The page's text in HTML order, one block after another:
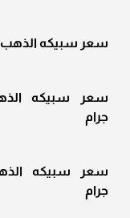
سعر سبيكه الذهب 8 جرام
جرام
جرام